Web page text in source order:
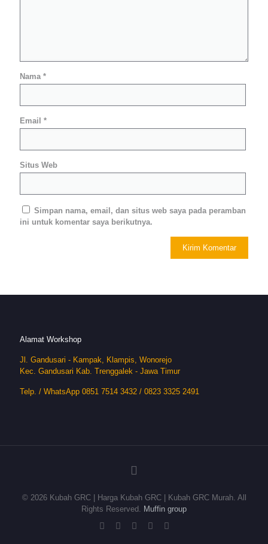
Nama *
Email *
Situs Web
Simpan nama, email, dan situs web saya pada peramban
ini untuk komentar saya berikutnya.
Alamat Workshop
Jl. Gandusari - Kampak, Klampis, Wonorejo
Kec. Gandusari Kab. Trenggalek - Jawa Timur
Telp. / WhatsApp 0851 7514 3432 / 0823 3325 2491
© 2026 Kubah GRC | Harga Kubah GRC | Kubah GRC Murah. All
Rights Reserved. Muffin group